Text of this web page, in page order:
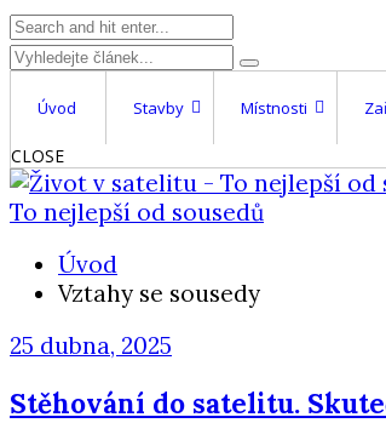
Úvod Stavby Místnosti
CLOSE
To nejlepší od sousedů
Úvod
Vztahy se sousedy
25 dubna, 2025
Stěhování do satelitu.